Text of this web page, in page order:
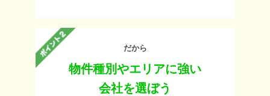
だから
物件種別やエリアに強い
会社を選ぼう